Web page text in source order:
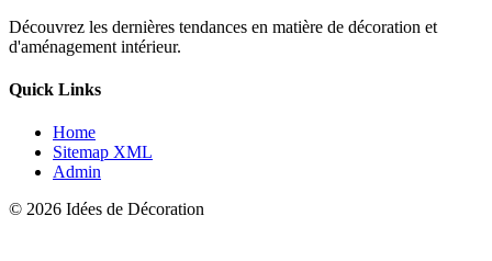
Découvrez les dernières tendances en matière de décoration et
d'aménagement intérieur.
Quick Links
Home
Sitemap XML
Admin
© 2026 Idées de Décoration